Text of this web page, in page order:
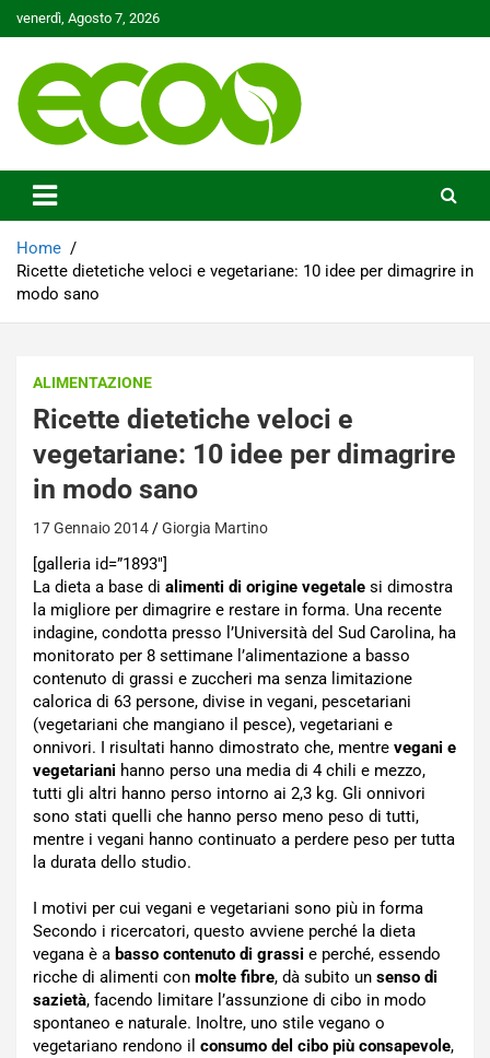
to
venerdì, Agosto 7, 2026
Ecoo.it
Home
Ricette dietetiche veloci e vegetariane: 10 idee per dimagrire in
modo sano
ALIMENTAZIONE
Ricette dietetiche veloci e
vegetariane: 10 idee per dimagrire
in modo sano
17 Gennaio 2014 Giorgia Martino
[galleria id=”1893″]
La dieta a base di alimenti di origine vegetale si dimostra
la migliore per dimagrire e restare in forma. Una recente
indagine, condotta presso l’Università del Sud Carolina, ha
monitorato per 8 settimane l’alimentazione a basso
contenuto di grassi e zuccheri ma senza limitazione
calorica di 63 persone, divise in vegani, pescetariani
(vegetariani che mangiano il pesce), vegetariani e
onnivori. I risultati hanno dimostrato che, mentre vegani e
vegetariani hanno perso una media di 4 chili e mezzo,
tutti gli altri hanno perso intorno ai 2,3 kg. Gli onnivori
sono stati quelli che hanno perso meno peso di tutti,
mentre i vegani hanno continuato a perdere peso per tutta
la durata dello studio.
I motivi per cui vegani e vegetariani sono più in forma
Secondo i ricercatori, questo avviene perché la dieta
vegana è a basso contenuto di grassi e perché, essendo
ricche di alimenti con molte fibre, dà subito un senso di
sazietà, facendo limitare l’assunzione di cibo in modo
spontaneo e naturale. Inoltre, uno stile vegano o
vegetariano rendono il consumo del cibo più consapevole,